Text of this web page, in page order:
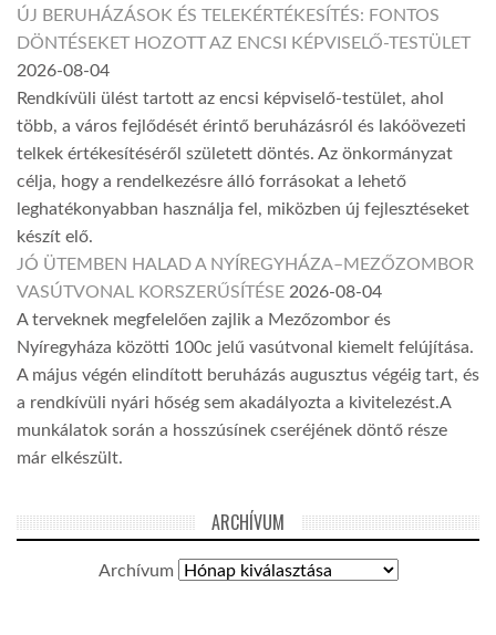
ÚJ BERUHÁZÁSOK ÉS TELEKÉRTÉKESÍTÉS: FONTOS
DÖNTÉSEKET HOZOTT AZ ENCSI KÉPVISELŐ-TESTÜLET
2026-08-04
Rendkívüli ülést tartott az encsi képviselő-testület, ahol
több, a város fejlődését érintő beruházásról és lakóövezeti
telkek értékesítéséről született döntés. Az önkormányzat
célja, hogy a rendelkezésre álló forrásokat a lehető
leghatékonyabban használja fel, miközben új fejlesztéseket
készít elő.
JÓ ÜTEMBEN HALAD A NYÍREGYHÁZA–MEZŐZOMBOR
VASÚTVONAL KORSZERŰSÍTÉSE 2026-08-04
A terveknek megfelelően zajlik a Mezőzombor és
Nyíregyháza közötti 100c jelű vasútvonal kiemelt felújítása.
A május végén elindított beruházás augusztus végéig tart, és
a rendkívüli nyári hőség sem akadályozta a kivitelezést.A
munkálatok során a hosszúsínek cseréjének döntő része
már elkészült.
ARCHÍVUM
Archívum